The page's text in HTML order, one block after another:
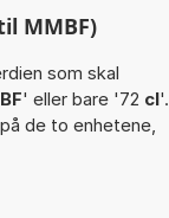
MMBF)
som skal
' eller bare '72 cl'.
de to enhetene,